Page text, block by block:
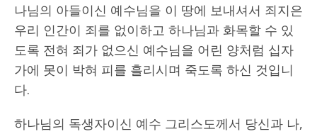
나님의 아들이신 예수님을 이 땅에 보내셔서 죄지은
우리 인간이 죄를 없이하고 하나님과 화목할 수 있
도록 전혀 죄가 없으신 예수님을 어린 양처럼 십자
가에 못이 박혀 피를 흘리시며 죽도록 하신 것입니
다.
하나님의 독생자이신 예수 그리스도께서 당신과 나,